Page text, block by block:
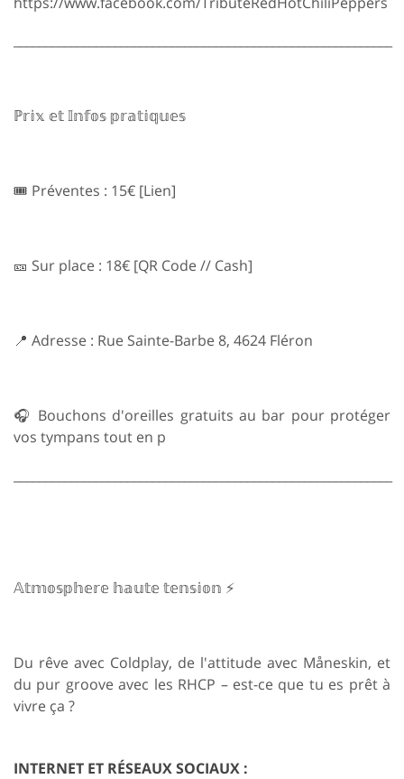
ℙ𝕣𝕚𝕩 𝕖𝕥 𝕀𝕟𝕗𝕠𝕤 𝕡𝕣𝕒𝕥𝕚𝕢𝕦𝕖𝕤
🎟️ Préventes : 15€ [Lien]
🎫 Sur place : 18€ [QR Code // Cash]
📍 Adresse : Rue Sainte-Barbe 8, 4624 Fléron
🎧 Bouchons d'oreilles gratuits au bar pour protéger
vos tympans tout en p
𝔸𝕥𝕞𝕠𝕤𝕡𝕙𝕖𝕣𝕖 𝕙𝕒𝕦𝕥𝕖 𝕥𝕖𝕟𝕤𝕚𝕠𝕟 ⚡
Du rêve avec Coldplay, de l'attitude avec Måneskin, et
du pur groove avec les RHCP – est-ce que tu es prêt à
vivre ça ?
INTERNET ET RÉSEAUX SOCIAUX :